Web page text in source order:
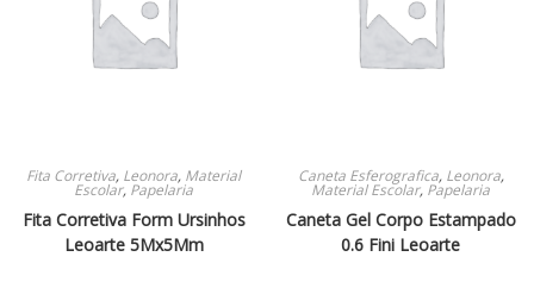
Fita Corretiva, Leonora, Material
Escolar, Papelaria
Fita Corretiva Form Ursinhos
Leoarte 5Mx5Mm
Caneta Esferografica, Leonora,
Material Escolar, Papelaria
Caneta Gel Corpo Estampado
0.6 Fini Leoarte